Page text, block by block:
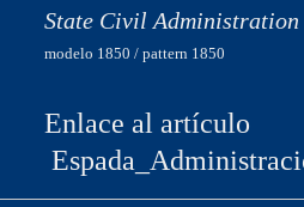
State Civil Administration
modelo 1850 / pattern 1850
Enlace al artículo